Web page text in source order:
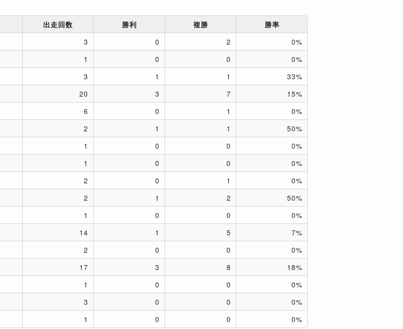
出走回数 勝利 複勝
勝率
3 0 2
0%
1 0 0
0%
3 1 1
33%
20 3 7
15%
6 0 1
0%
2 1 1
50%
1 0 0
0%
1 0 0
0%
2 0 1
0%
2 1 2
50%
1 0 0
0%
14 1 5
7%
2 0 0
0%
17 3 8
18%
1 0 0
0%
3 0 0
0%
1 0 0 0%